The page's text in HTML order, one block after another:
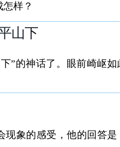
样？
山下
”的神话了。眼前崎岖
现象的感受，他的回答